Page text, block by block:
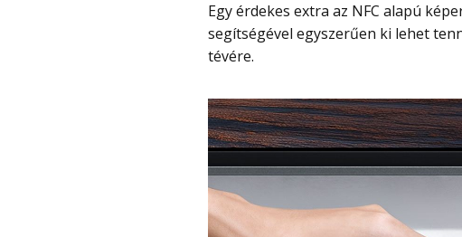
Egy érdekes extra az NFC alapú képernyőtükrözés, amivel a távirányító
segítségével egyszerűen ki lehet
tévére.